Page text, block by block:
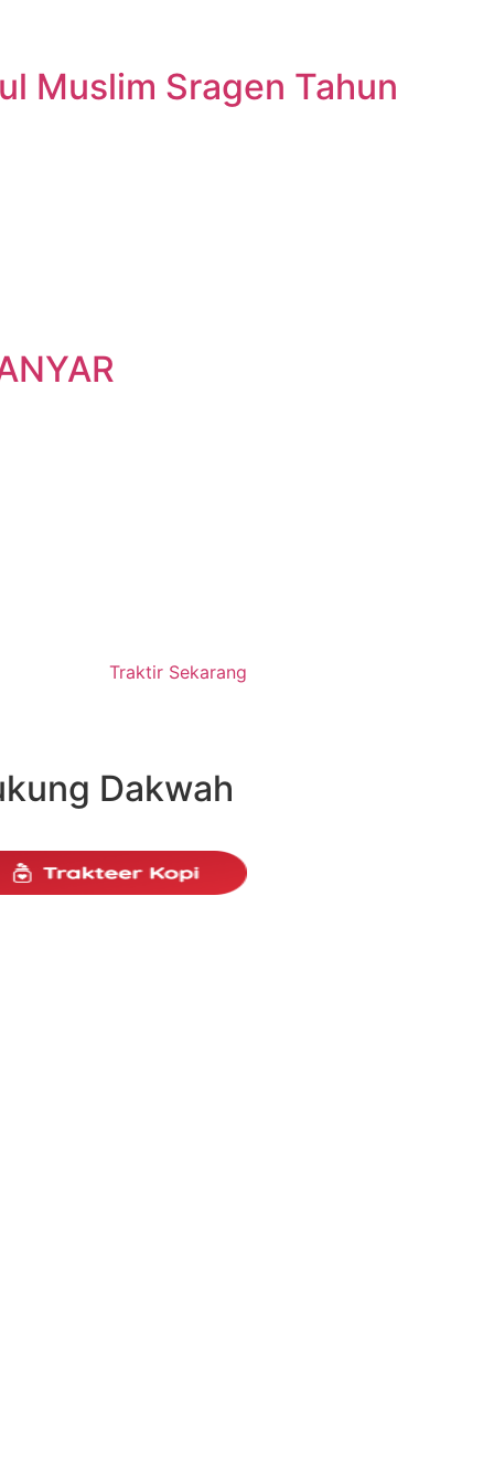
Muslim Sragen Tahun
Traktir Sekarang
Dakwah